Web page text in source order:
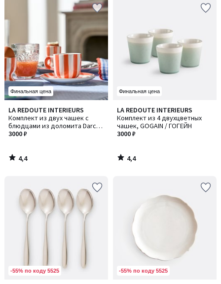
Финальная цена
LA REDOUTE INTERIEURS
Комплект из двух чашек с
блюдцами из доломита Darcy /
Дарси
3000 ₽
4,4
/ 5
4,4
/
Финальная цена
LA REDOUTE INTERIEURS
Комплект из 4 двухцветных
чашек, GOGAIN / ГОГЕЙН
3000 ₽
4,4
/ 5
4,4
/
-55% по коду 5525 -55% по коду 5525